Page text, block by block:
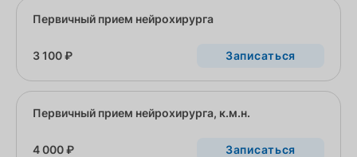
Первичный прием нейрохирурга
3 100 ₽ Записаться
Первичный прием нейрохирурга, к.м.н.
4 000 ₽ Записаться